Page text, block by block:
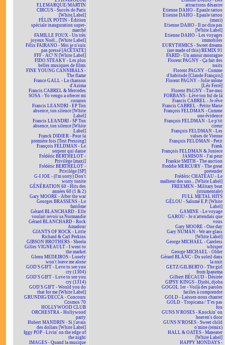
F.LEMARQUE/MARTIN
CIRCUS - Succès de Paris
[White Label]
FÉLIX POTIN - Édition
spéciale inauguration super-
marché
FAMILLE FOUX - Un très
joyeux Noël... [White Label]
Félix FAIRANO - Moi je n'suis
pas pressé [ACÉTATE]
FFF - AC² N [White Label]
FIDO STEAKY - Les plus
belles musiques de films
FINE YOUNG CANNIBALS -
The flame
France GALL - La chanson
d'Azima
Francis CABREL & Mercedes
SOSA - Yo vengo a ofrecer mi
corazon
Francis LEANDRI - EP Ton
absence, ton silence [White
Label]
Francis LEANDRI - SP Ton
absence, ton silence [White
Label]
Franck DIDIER - Pour la
première fois [Test Pressing]
François FELDMAN - Le
serpent qui danse
Frédéric BERTHELOT -
Privilège [maxi]
Frédéric BERTHELOT -
Privilège [SP]
G-I JOE - (I'm sorry) Don't
worry tonite
GÉNÉRATION 60 - Hits des
années 60 (1 & 2)
Gary MOORE - After the war
Georges BRASSENS - Le
fantôme
Gérard BLANCHARD - Elle
voulait revoir sa Normandie
Gérard BLANCHARD - Rock
Amadour
GIANTS OF ROCK - Little
Richard & Carl Perkins
GIBSON BROTHERS - Sheela
Gilles VIGNEAULT - I went to
the market
Glenn MEDEIROS - Lonely
won't leave me alone
GOD'S GIFT - Love to see you
cry (1304)
GOD'S GIFT - Love to see you
cry (1314)
GOD'S GIFT - Would you do
that for me [White Label]
GRUNDIG/DECCA - Concours
Cosmos 70
HOLLYWOOD CLUB
ORCHESTRA - Hollywood
party
Hubert MANDRIN - Si j'avais
des dollars [White Label]
Iggy POP - Livin' on the edge of
the night
IMAGES - Quand la musique
attractions désastre
Etienne DAHO - Epaule tattoo
Etienne DAHO - Epaule tattoo
(maxi)
Etienne DAHO - Il ne dira pas
[White Label]
Etienne DAHO - Les voyages
immobiles
EURYTHMICS - Sweet dreams
(are made of this) REMIX 91
FARID - Un amour montagne
Florent PAGNY - Ça fait des
nuits
Florent PAGNY - Comme
d'habitude [Claude François]
Florent PAGNY - Jolie môme
[Léo Ferré]
Florent PAGNY - Tue-moi
FORBANS - Lève ton ful de là
Francis CABREL - Je rêve
Francis CABREL - Petite Marie
François FELDMAN - Comme
une évidence
François FELDMAN - Le p'tit
cireur
François FELDMAN - Les
valses de Vienne
François FELDMAN - Petit
Frank
François FELDMAN & Joniece
JAMISON - J'ai peur
Frankie SMITH - The auction
Freddie MERCURY - The great
pretender
Frédéric CHATEAU - Le
malheur des uns... [White Label]
FREEMEN - Military beat
(strumentale)
FULL METAL HITS
GÉLOU - Salomé E.P. [White
Label]
GAMINE - Le voyage
GAROU - Je n'attendais que
vous
Gary MOORE - One day
Gary NUMAN - We are glass
[White Label]
George MICHAEL - Careless
whisper
George MICHAEL - Older
Gérard BLANC - Du soleil dans
la nuit
GETZ/GILBERTO - The girl
from Ipanema
Gilbert BÉCAUD - Désirée
GIPSY KINGS - Djobi, djoba
GOGOL 1er - Voilà des paroles
faciles à comprendre
GOLD - Laissez-nous chanter
GOLD - Tropicana / T'es pas
fou
GUNS N'ROSES - Knockin' on
heaven's door
GUNS N'ROSES - Sweet child
o'mine (remix)
HALL & OATES - Maneater
[White Label]
HAPPY MONDAYS -